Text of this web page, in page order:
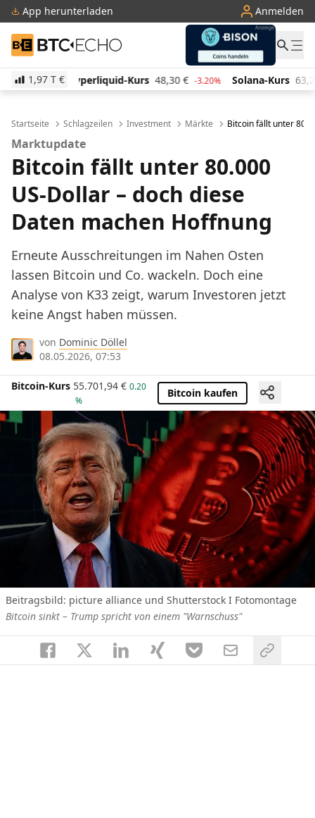
App herunterladen Anmelden
BTC-ECHO
1,97 T €
Kurs 48,30 -3.20% Solana-Kurs 63,28 € -1.10% TRON-Kurs
Startseite Schlagzeilen Investment Märkte Bitcoin fällt unter
Marktupdate
Bitcoin fällt unter 80.000
US-Dollar – doch diese
Daten machen Hoffnung
Erneute Ausschreitungen im Nahen Osten
lassen Bitcoin und Co. wackeln. Doch eine
Analyse von K33 zeigt, warum Investoren jetzt
keine Angst haben müssen.
von Dominic Döllel
08.05.2026, 07:53
Bitcoin-Kurs 55.701,94 € 0.20
%
Bitcoin kaufen
Beitragsbild: picture alliance und Shutterstock I Fotomontage
Bitcoin sinkt – Trump spricht von einem "Warnschuss"